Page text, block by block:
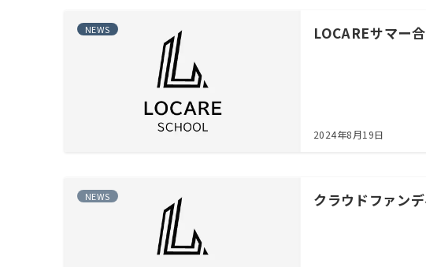
NEWS LOCAREサマー
2024年8月19日
NEWS クラウドファン